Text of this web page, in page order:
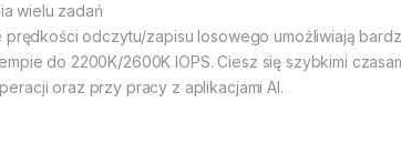
wielu zadań
odczytu/zapisu losowego umożliwiają
do 2200K/2600K IOPS. Ciesz się szybkimi
oraz przy pracy z aplikacjami AI.